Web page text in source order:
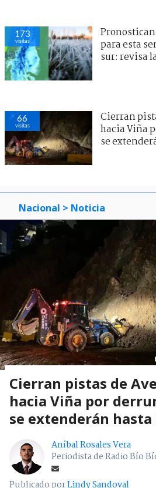
173
visitas
para esta
sur: revisa
66
visitas
Cierran
hacia Viña
se
Nacional > Noticia
Cierran pistas de
hacia Viña por
se extenderán
Aníbal Rosales Vera
Periodista de Radio Bío